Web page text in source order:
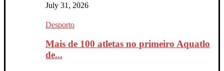
July 31, 2026
Desporto
Mais de 100 atletas no primeiro Aquatlo
de...